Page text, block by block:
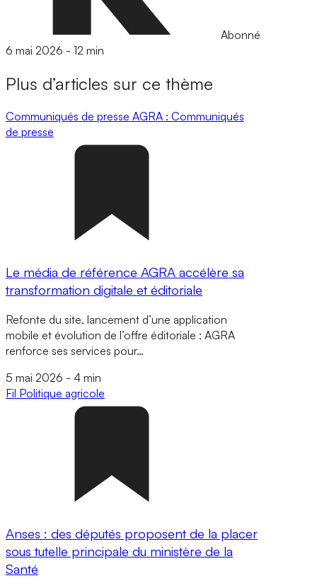
Abonné
6 mai 2026 - 12 min
Plus d’articles sur ce thème
Communiqués de presse AGRA : Communiqués
de presse
Le média de référence AGRA accélère sa
transformation digitale et éditoriale
Refonte du site, lancement d’une application
mobile et évolution de l’offre éditoriale : AGRA
renforce ses services pour…
5 mai 2026 - 4 min
Fil Politique agricole
Anses : des députés proposent de la placer
sous tutelle principale du ministère de la
Santé